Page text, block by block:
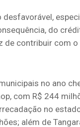
do
contribuir com o
no ano
com R$ 244
no
além de